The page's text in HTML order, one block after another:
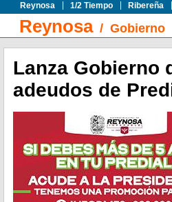
Reynosa
1/2 Tiempo Ribereña
Reynosa/ Gobierno
Lanza Gobierno
adeudos de